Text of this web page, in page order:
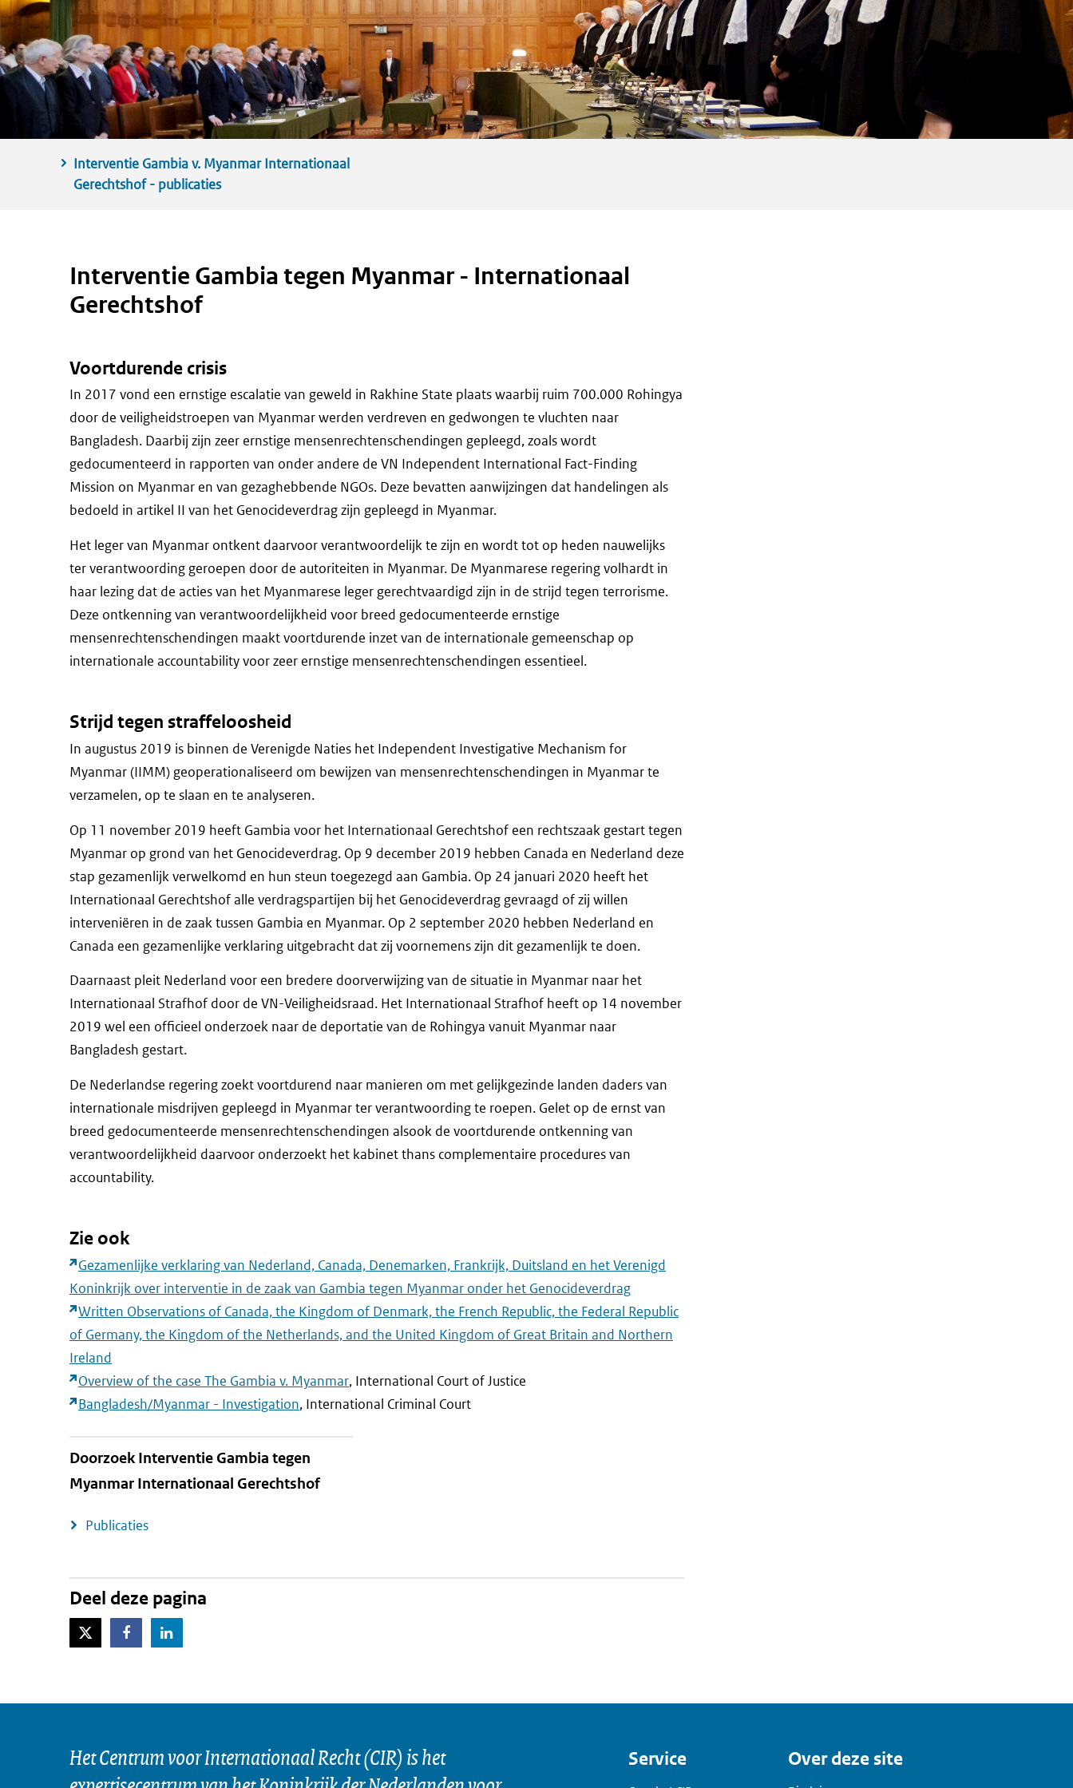
Interventie Gambia v. Myanmar Internationaal
Gerechtshof - publicaties
Interventie Gambia tegen Myanmar - Internationaal
Gerechtshof
Voortdurende crisis
In 2017 vond een ernstige escalatie van geweld in Rakhine State plaats waarbij ruim 700.000 Rohingya
door de veiligheidstroepen van Myanmar werden verdreven en gedwongen te vluchten naar
Bangladesh. Daarbij zijn zeer ernstige mensenrechtenschendingen gepleegd, zoals wordt
gedocumenteerd in rapporten van onder andere de VN Independent International Fact-Finding
Mission on Myanmar en van gezaghebbende NGOs. Deze bevatten aanwijzingen dat handelingen als
bedoeld in artikel II van het Genocideverdrag zijn gepleegd in Myanmar.
Het leger van Myanmar ontkent daarvoor verantwoordelijk te zijn en wordt tot op heden nauwelijks
ter verantwoording geroepen door de autoriteiten in Myanmar. De Myanmarese regering volhardt in
haar lezing dat de acties van het Myanmarese leger gerechtvaardigd zijn in de strijd tegen terrorisme.
Deze ontkenning van verantwoordelijkheid voor breed gedocumenteerde ernstige
mensenrechtenschendingen maakt voortdurende inzet van de internationale gemeenschap op
internationale accountability voor zeer ernstige mensenrechtenschendingen essentieel.
Strijd tegen straffeloosheid
In augustus 2019 is binnen de Verenigde Naties het Independent Investigative Mechanism for
Myanmar (IIMM) geoperationaliseerd om bewijzen van mensenrechtenschendingen in Myanmar te
verzamelen, op te slaan en te analyseren.
Op 11 november 2019 heeft Gambia voor het Internationaal Gerechtshof een rechtszaak gestart tegen
Myanmar op grond van het Genocideverdrag. Op 9 december 2019 hebben Canada en Nederland deze
stap gezamenlijk verwelkomd en hun steun toegezegd aan Gambia. Op 24 januari 2020 heeft het
Internationaal Gerechtshof alle verdragspartijen bij het Genocideverdrag gevraagd of zij willen
interveniëren in de zaak tussen Gambia en Myanmar. Op 2 september 2020 hebben Nederland en
Canada een gezamenlijke verklaring uitgebracht dat zij voornemens zijn dit gezamenlijk te doen.
Daarnaast pleit Nederland voor een bredere doorverwijzing van de situatie in Myanmar naar het
Internationaal Strafhof door de VN-Veiligheidsraad. Het Internationaal Strafhof heeft op 14 november
2019 wel een officieel onderzoek naar de deportatie van de Rohingya vanuit Myanmar naar
Bangladesh gestart.
De Nederlandse regering zoekt voortdurend naar manieren om met gelijkgezinde landen daders van
internationale misdrijven gepleegd in Myanmar ter verantwoording te roepen. Gelet op de ernst van
breed gedocumenteerde mensenrechtenschendingen alsook de voortdurende ontkenning van
verantwoordelijkheid daarvoor onderzoekt het kabinet thans complementaire procedures van
accountability.
Zie ook
Gezamenlijke verklaring van Nederland, Canada, Denemarken, Frankrijk, Duitsland en het Verenigd
Koninkrijk over interventie in de zaak van Gambia tegen Myanmar onder het Genocideverdrag
Written Observations of Canada, the Kingdom of Denmark, the French Republic, the Federal Republic
of Germany, the Kingdom of the Netherlands, and the United Kingdom of Great Britain and Northern
Ireland
Overview of the case The Gambia v. Myanmar, International Court of Justice
Bangladesh/Myanmar - Investigation, International Criminal Court
Doorzoek Interventie Gambia tegen
Myanmar Internationaal Gerechtshof
Publicaties
Deel deze pagina
X-TwitterFacebookLinkedIn
Het Centrum voor Internationaal Recht (CIR) is het
Service Over deze site